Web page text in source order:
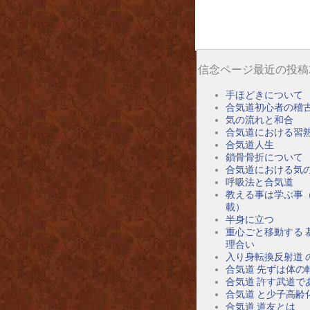
信念ページ最近の投
手ほどきについて
合気道初心者の稽
気の流れと和合
合気道における習
合気道人生
鎖骨骨折について
合気道における気
呼吸法と合気道
教える事は学ぶ事
載）
半身に立つ
重心ごと移動する
理合い
入り身転換反射道
合気道 先ずは体の
合気道 許す武道で
合気道 と少子高齢
合気道 道友とは